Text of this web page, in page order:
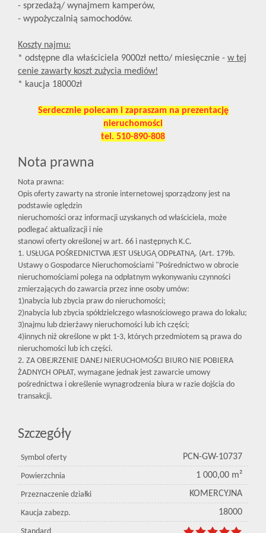
- sprzedażą/ wynajmem kamperów,
- wypożyczalnią samochodów.
Koszty najmu:
* odstępne dla właściciela 9000zł netto/ miesięcznie - w tej
cenie zawarty koszt zużycia mediów!
* kaucja 18000zł
Serdecznie polecam i zapraszam na prezentację
nieruchomości
tel. 510-890-808
Nota prawna
Nota prawna:
Opis oferty zawarty na stronie internetowej sporządzony jest na
podstawie oględzin
nieruchomości oraz informacji uzyskanych od właściciela, może
podlegać aktualizacji i nie
stanowi oferty określonej w art. 66 i następnych K.C.
1. USŁUGA POŚREDNICTWA JEST USŁUGĄ ODPŁATNĄ. (Art. 179b.
Ustawy o Gospodarce Nieruchomościami "Pośrednictwo w obrocie
nieruchomościami polega na odpłatnym wykonywaniu czynności
zmierzających do zawarcia przez inne osoby umów:
1)nabycia lub zbycia praw do nieruchomości;
2)nabycia lub zbycia spółdzielczego własnościowego prawa do lokalu;
3)najmu lub dzierżawy nieruchomości lub ich części;
4)innych niż określone w pkt 1-3, których przedmiotem są prawa do
nieruchomości lub ich części.
2. ZA OBEJRZENIE DANEJ NIERUCHOMOŚCI BIURO NIE POBIERA
ŻADNYCH OPŁAT, wymagane jednak jest zawarcie umowy
pośrednictwa i określenie wynagrodzenia biura w razie dojścia do
transakcji.
Szczegóły
Symbol oferty PCN-GW-10737
Powierzchnia 1 000,00 m²
Przeznaczenie działki KOMERCYJNA
Kaucja zabezp. 18000